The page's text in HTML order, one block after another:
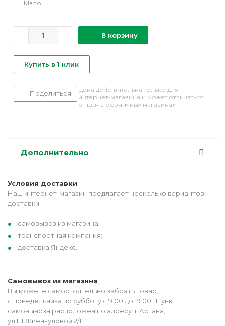
Мало
В корзину
Купить в 1 клик
Поделиться
Цена действительна только для
интернет-магазина и может отличаться
от цен в розничных магазинах
Дополнительно
Условия доставки
Наш интернет-магазин предлагает несколько вариантов
доставки:
самовывоз из магазина;
транспортная компания;
доставка Яндекс.
Самовывоз из магазина
Вы можете самостоятельно забрать товар,
с понедельника по субботу с 9:00 до 19:00. Пункт
самовывоза расположен по адресу: г.Астана,
ул.Ш.Жиенкуловой 2/1.